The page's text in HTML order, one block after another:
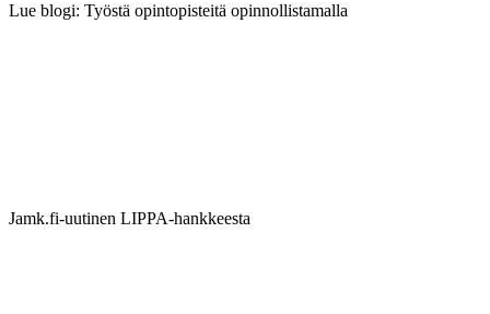
Lue blogi: Työstä opintopisteitä opinnollistamalla
Jamk.fi-uutinen LIPPA-hankkeesta